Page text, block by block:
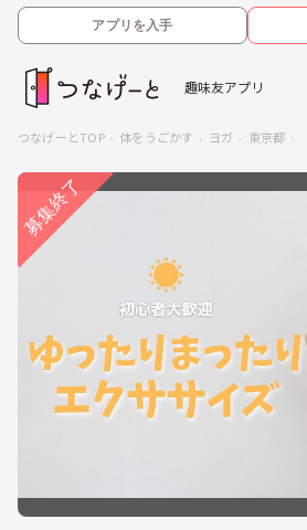
アプリを入手
趣味友アプリ
つなげーとTOP 体をうごかす ヨガ 東京都